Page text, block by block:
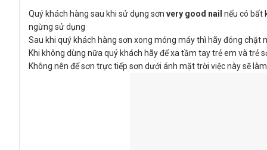
Quý khách hàng sau khi sử dụng sơn very good nail nếu có bất
ngừng sử dụng
Sau khi quý khách hàng sơn xong móng máy thì hãy đóng chặt
Khi không dùng nữa quý khách hãy để xa tầm tay trẻ em và trẻ
Không nên để sơn trực tiếp sơn dưới ánh mặt trời việc này sẽ